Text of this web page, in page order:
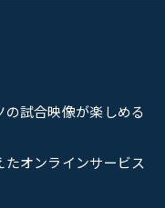
試合映像が楽しめる
オンラインサービス